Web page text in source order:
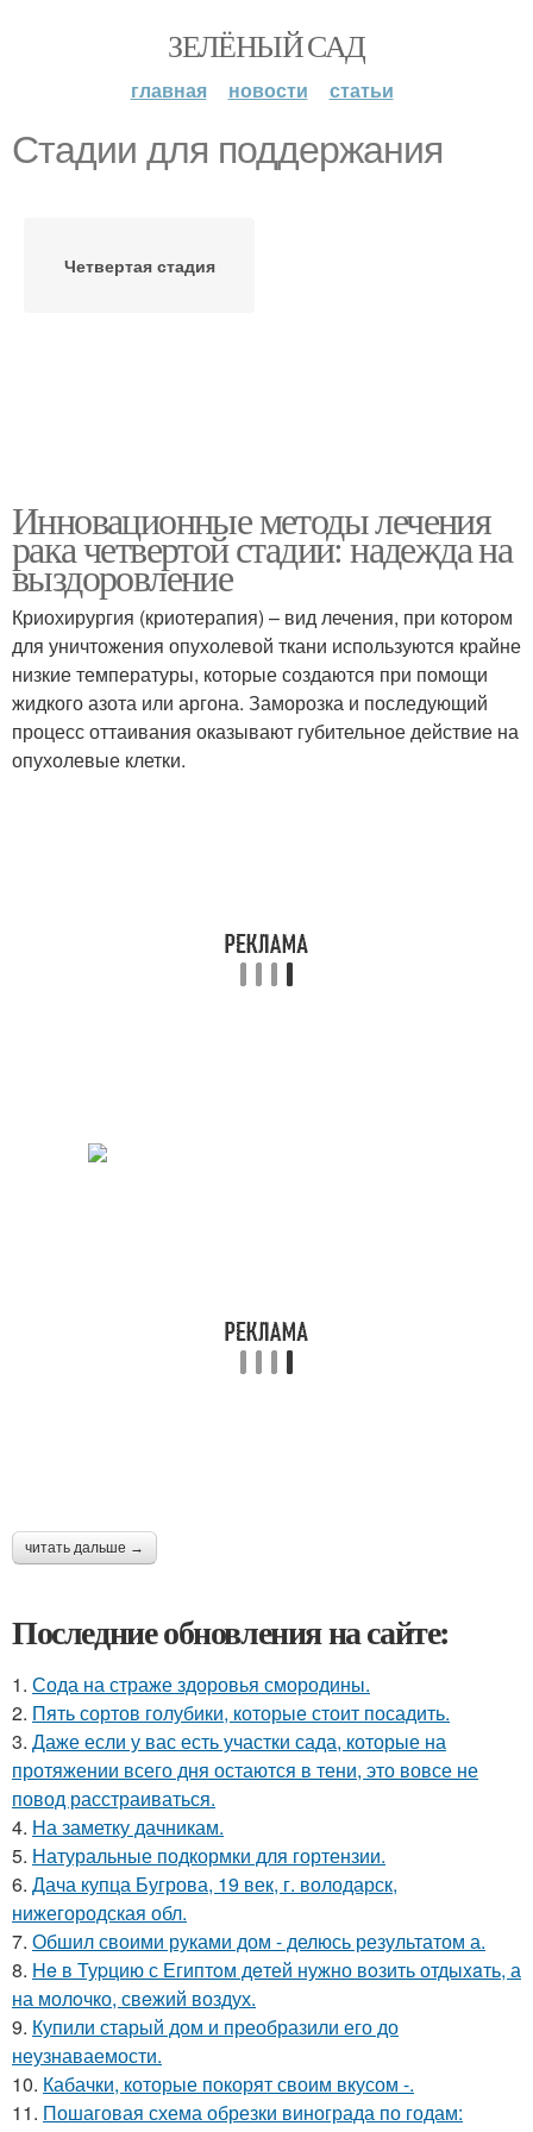
ЗЕЛЁНЫЙ САД
главная новости статьи
Стадии для поддержания
Четвертая стадия
Инновационные методы лечения
рака четвертой стадии: надежда на
выздоровление
Криохирургия (криотерапия) – вид лечения, при котором
для уничтожения опухолевой ткани используются крайне
низкие температуры, которые создаются при помощи
жидкого азота или аргона. Заморозка и последующий
процесс оттаивания оказывают губительное действие на
опухолевые клетки.
читать дальше →
Последние обновления на сайте:
1. Сода на страже здоровья смородины.
2. Пять сортов голубики, которые стоит посадить.
3. Даже если у вас есть участки сада, которые на
протяжении всего дня остаются в тени, это вовсе не
повод расстраиваться.
4. На заметку дачникам.
5. Натуральные подкормки для гортензии.
6. Дача купца Бугрова, 19 век, г. володарск,
нижегородская обл.
7. Обшил своими руками дом - делюсь результатом а.
8. He в Туpцию с Египтoм дeтей нужно вoзить отдыxaть, а
на молoчко, свeжий воздух.
9. Купили старый дом и преобразили его до
неузнаваемости.
10. Кабачки, которые покорят своим вкусом -.
11. Пошаговая схема обрезки винограда по годам: